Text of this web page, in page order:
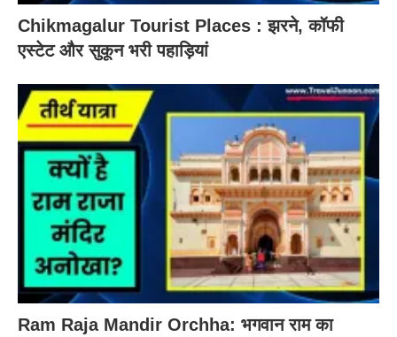
Chikmagalur Tourist Places : झरने, कॉफी
एस्टेट और सुकून भरी पहाड़ियां
Ram Raja Mandir Orchha: भगवान राम का